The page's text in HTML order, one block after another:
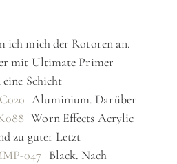
ich mich der Rotoren an.
mit Ultimate Primer
eine Schicht
Aluminium. Darüber
Worn Effects Acrylic
zu guter Letzt
047 Black. Nach